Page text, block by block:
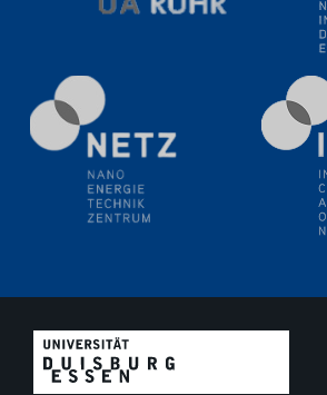
investigated by time-resolved X-ray
12.06.2024
GDCh Kolloquium
Festkolloquium Verleihung des
Wissenschaftspreises Preisträgerin:
Glembockyté Ludwig-Maximilians-
UDE4future Ringvorlesung